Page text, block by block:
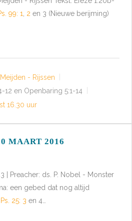
99: 1 2 en 3 (Nieuwe berijming)
- Rijssen
12 en Openbaring 5:1-14
16.30 uur
MAART 2016
| Preacher: ds. P. Nobel - Monster
een gebed dat nog altijd
Ps. 25: 3 en 4…